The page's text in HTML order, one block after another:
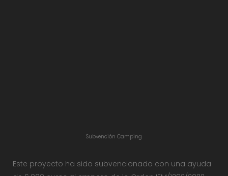
Subvención Camping
Este proyecto ha sido subvencionado con una ayuda